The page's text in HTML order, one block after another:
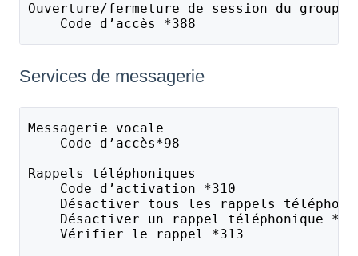
Ouverture/fermeture de session du
    Code d’accès *388
Services de messagerie
Messagerie vocale
    Code d’accès*98
Rappels téléphoniques
    Code d’activation *310
Désactiver tous les rappels
Désactiver un rappel téléphonique
    Vérifier le rappel *313